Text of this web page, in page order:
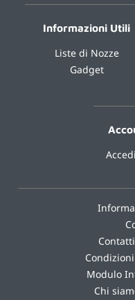
Informazioni Utili
Liste di Nozze
Gadget
Modulo
Chi